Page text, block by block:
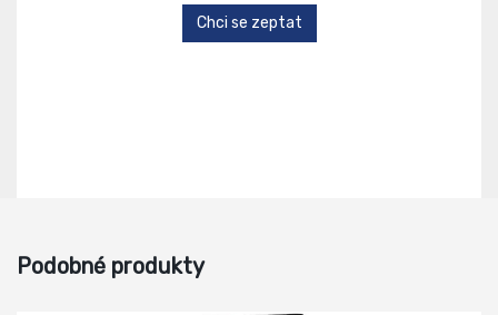
Chci se zeptat
Podobné produkty